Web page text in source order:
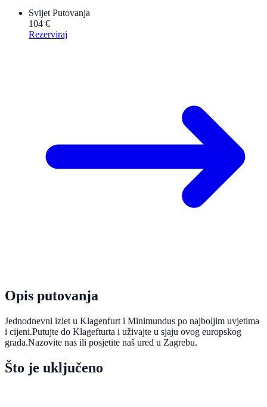
Svijet Putovanja
104 €
Rezerviraj
Opis putovanja
Jednodnevni izlet u Klagenfurt i Minimundus po najboljim uvjetima
i cijeni.Putujte do Klagefturta i uživajte u sjaju ovog europskog
grada.Nazovite nas ili posjetite naš ured u Zagrebu.
Što je uključeno